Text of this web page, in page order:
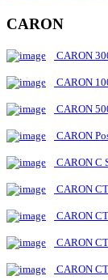
CARON
CARON
CARON
CARON
CARON
CARON C
CARON
CARON
CARON
CARON